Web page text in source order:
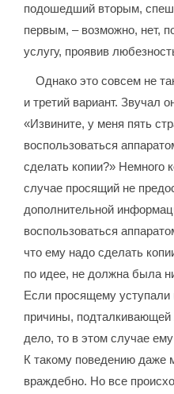
подошедший вторым,
первым, – возможно, нет,
услугу, проявив
Однако это совсем не
и третий вариант. Звучал
«Извините, у меня пять
воспользоваться
сделать копии?» Немного
случае просящий не
дополнительной
воспользоваться
что ему надо сделать
по идее, не должна была
Если просящему уступали
причины,
дело, то в этом случае
К такому поведению даже
враждебно. Но все